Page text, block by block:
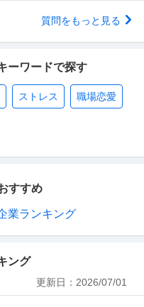
質問をもっと見る
ーワードで探す
ストレス 職場恋愛
すすめ
業ランキング
ング
更新日： 2026/07/01